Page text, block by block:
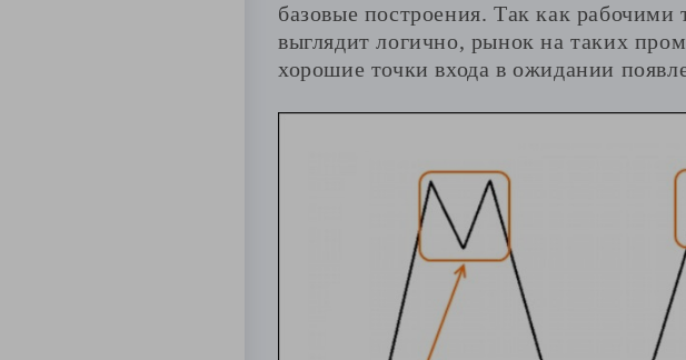
базовые построения. Так как
выглядит логично, рынок на таких
хорошие точки входа в ожидании